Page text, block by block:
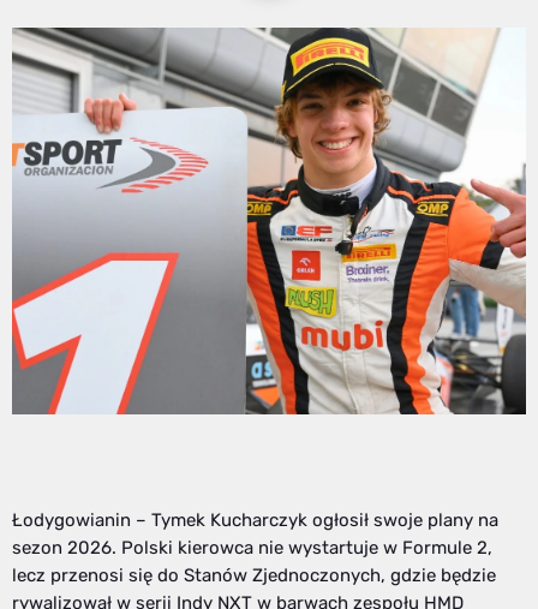
Łodygowianin – Tymek Kucharczyk ogłosił swoje plany na
sezon 2026. Polski kierowca nie wystartuje w Formule 2,
lecz przenosi się do Stanów Zjednoczonych, gdzie będzie
rywalizował w serii Indy NXT w barwach zespołu HMD